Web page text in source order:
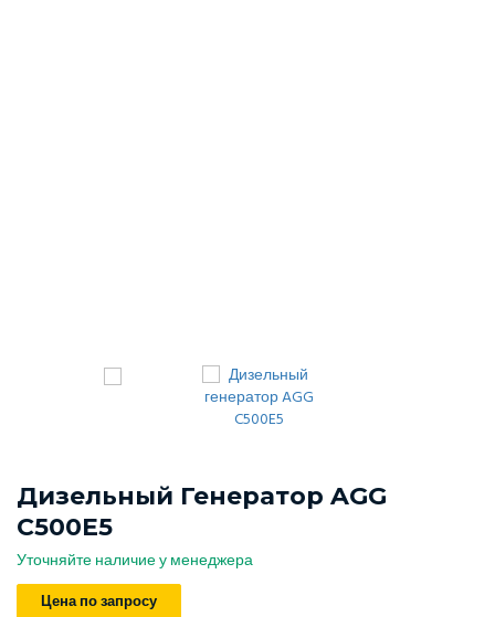
Дизельный Генератор AGG
C500E5
Уточняйте наличие у менеджера
Цена по запросу